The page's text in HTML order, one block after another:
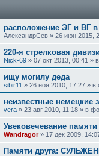
расположение ЭГ и ВГ
АлександрСев »26 июн 2015,
220-я стрелковая
Nick-69 »07 окт 2013, 00:41 »
ищу могилу дедa
sibir11 »26 ноя 2010, 17:27 » в
неизвестные немецкие
vera »23 авг 2010, 11:18 » в
Увековечевание
Wandragor» 17 дек 2009,
Памяти друга: